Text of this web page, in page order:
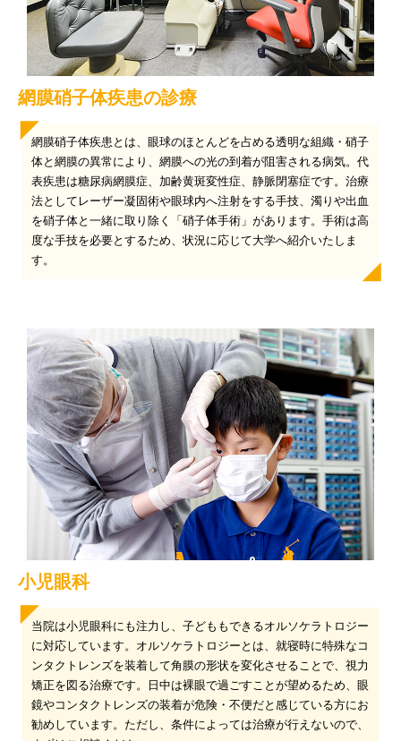
網膜硝子体疾患の診療
網膜硝子体疾患とは、眼球のほとんどを占める透明な組織・硝子
体と網膜の異常により、網膜への光の到着が阻害される病気。代
表疾患は糖尿病網膜症、加齢黄斑変性症、静脈閉塞症です。治療
法としてレーザー凝固術や眼球内へ注射をする手技、濁りや出血
を硝子体と一緒に取り除く「硝子体手術」があります。手術は高
度な手技を必要とするため、状況に応じて大学へ紹介いたしま
す。
小児眼科
当院は小児眼科にも注力し、子どももできるオルソケラトロジー
に対応しています。オルソケラトロジーとは、就寝時に特殊なコ
ンタクトレンズを装着して角膜の形状を変化させることで、視力
矯正を図る治療です。日中は裸眼で過ごすことが望めるため、眼
鏡やコンタクトレンズの装着が危険・不便だと感じている方にお
勧めしています。ただし、条件によっては治療が行えないので、